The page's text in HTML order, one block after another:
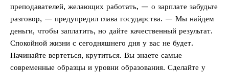
преподавателей, желающих работать, — о зарплате забудьте
разговор, — предупредил глава государства. — Мы найдем
деньги, чтобы заплатить, но дайте качественный результат.
Спокойной жизни с сегодняшнего дня у вас не будет.
Начинайте вертеться, крутиться. Вы знаете самые
современные образцы и уровни образования. Сделайте у